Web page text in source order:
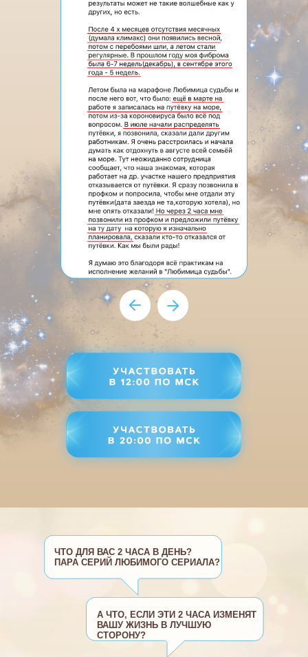
ЧТО ДЛЯ ВАС 2 ЧАСА В ДЕНЬ?
ПАРА СЕРИЙ ЛЮБИМОГО СЕРИАЛА?
А ЧТО, ЕСЛИ ЭТИ 2 ЧАСА ИЗМЕНЯТ
ВАШУ ЖИЗНЬ В ЛУЧШУЮ
СТОРОНУ?